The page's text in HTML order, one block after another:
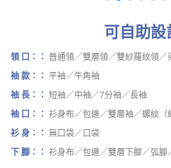
可自助設
領 口：： 普通領／雙層領／雙紗羅紋領／
袖 款：： 平袖／牛角袖
袖 長：： 短袖／中袖／7分袖／長袖
袖 口：： 衫身布／包邊／雙層袖／螺紋（
衫 身：： 無口袋／口袋
下 腳：： 衫身布／包邊／雙層下腳／弧腳